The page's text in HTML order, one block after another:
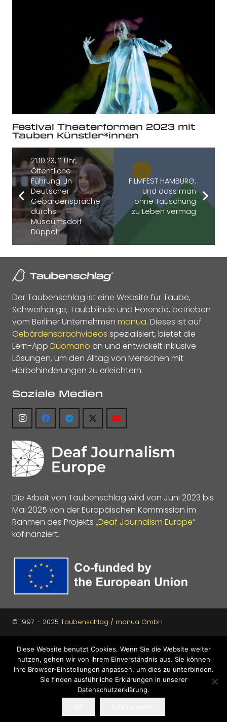
Festival Theaterformen 2023 mit
Tauben Künstler*innen
21.10.23, 11 Uhr,
Öffentliche
Führung: „In
Deutscher
Gebärdensprache
durchs
Museumsdorf
Düppel“
FILMFEST HAMBURG:
Und dass man
ohne Täuschung
zu Leben vermag
Der Taubenschlag ist eine Website für Taube,
Schwerhörige, Taubblinde und Hörende, betrieben
vom Berliner Unternehmen manua. Dieses ist auf
Gebärdensprachvideos spezialisiert, bietet die
Lern-App Duomano an und entwickelt inklusive
Lösungen, um den Alltag von Menschen mit
Hörbehinderungen zu erleichtern.
Soziale Medien
Die Arbeit von Taubenschlag wird von Juni 2023 bis
Mai 2025 von der Europäischen Kommission im
Rahmen des Projekts „Deaf Journalism Europe“
kofinanziert.
© 1997 – 2025 Taubenschlag / manua GmbH
Kontakt
Datenschutz
Diese Website benutzt Cookies. Wenn Sie die Website weiter
nutzen, gehen wir von Ihrem Einverständnis aus. Sie können
Ihre Browser-Einstellungen anpassen, um dies zu unterbinden.
Sie finden ausführliche Erklärungen in unserer
Datenschutzerklärung.